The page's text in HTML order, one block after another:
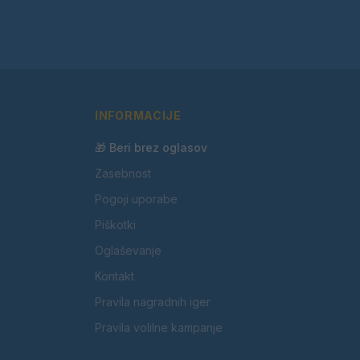
INFORMACIJE
🎁 Beri brez oglasov
Zasebnost
Pogoji uporabe
Piškotki
Oglaševanje
Kontakt
Pravila nagradnih iger
Pravila volilne kampanje